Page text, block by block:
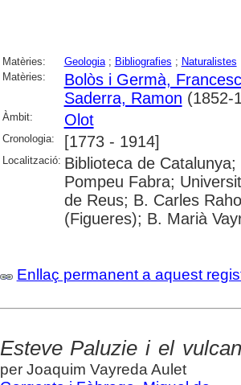
Matèries: Geologia; Bibliografies ; Naturalistes
Matèries:
Bolòs i Germà,
Saderra, Ramon (1852-
Àmbit: Olot
Cronologia: [1773 - 1914]
Localització: Biblioteca de
Pompeu Fabra;
de Reus; B. Carles
(Figueres); B. Marià
Enllaç permanent a aquest
Esteve Paluzie i el
per Joaquim Vayreda Aulet